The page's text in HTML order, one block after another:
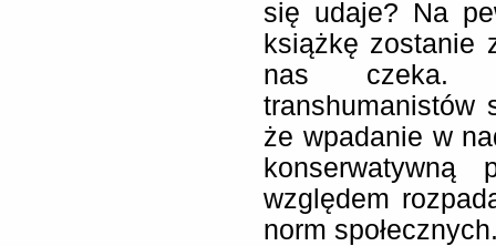
się udaje? Na
książkę zostanie
nas czeka.
transhumanistów
że wpadanie w
konserwatywną
względem
norm